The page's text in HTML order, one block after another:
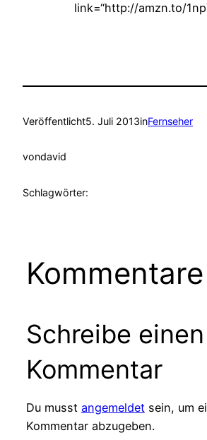
link=“http://amzn.to/
Veröffentlicht5. Juli 2013inFernseher
vondavid
Schlagwörter:
Kommentare
Schreibe einen
Kommentar
Du musst angemeldetsein, um
Kommentar abzugeben.